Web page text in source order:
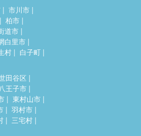
市川市
柏市
道市
白里市
村
白子町
田谷区
八王子市
東村山市
羽村市
三宅村